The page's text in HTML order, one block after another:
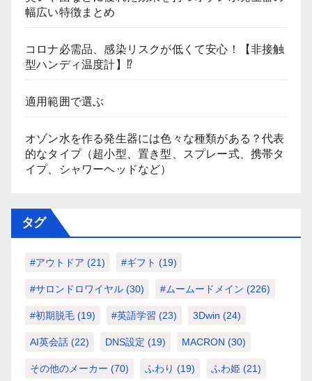
幅広い特徴まとめ
コロナ必需品、感染リスクが低くて安心！【非接触
型ハンディ温度計】⁉
適用範囲で選ぶ
オゾン水を作る発生器には色々な種類がある？代表
的なタイプ（超小型、置き型、スプレー式、携帯タ
イプ、シャワーヘッドなど）
タグ
#アウトドア (21) #ギフト (19)
#サロンドロワイヤル (30) #ムームードメイン (226)
#初期脱毛 (19) #英語学習 (23) 3Dwin (24)
AI英会話 (22) DNS設定 (19) MACRON (30)
その他のメーカー (70) ふわり (19) ふわ姫 (21)